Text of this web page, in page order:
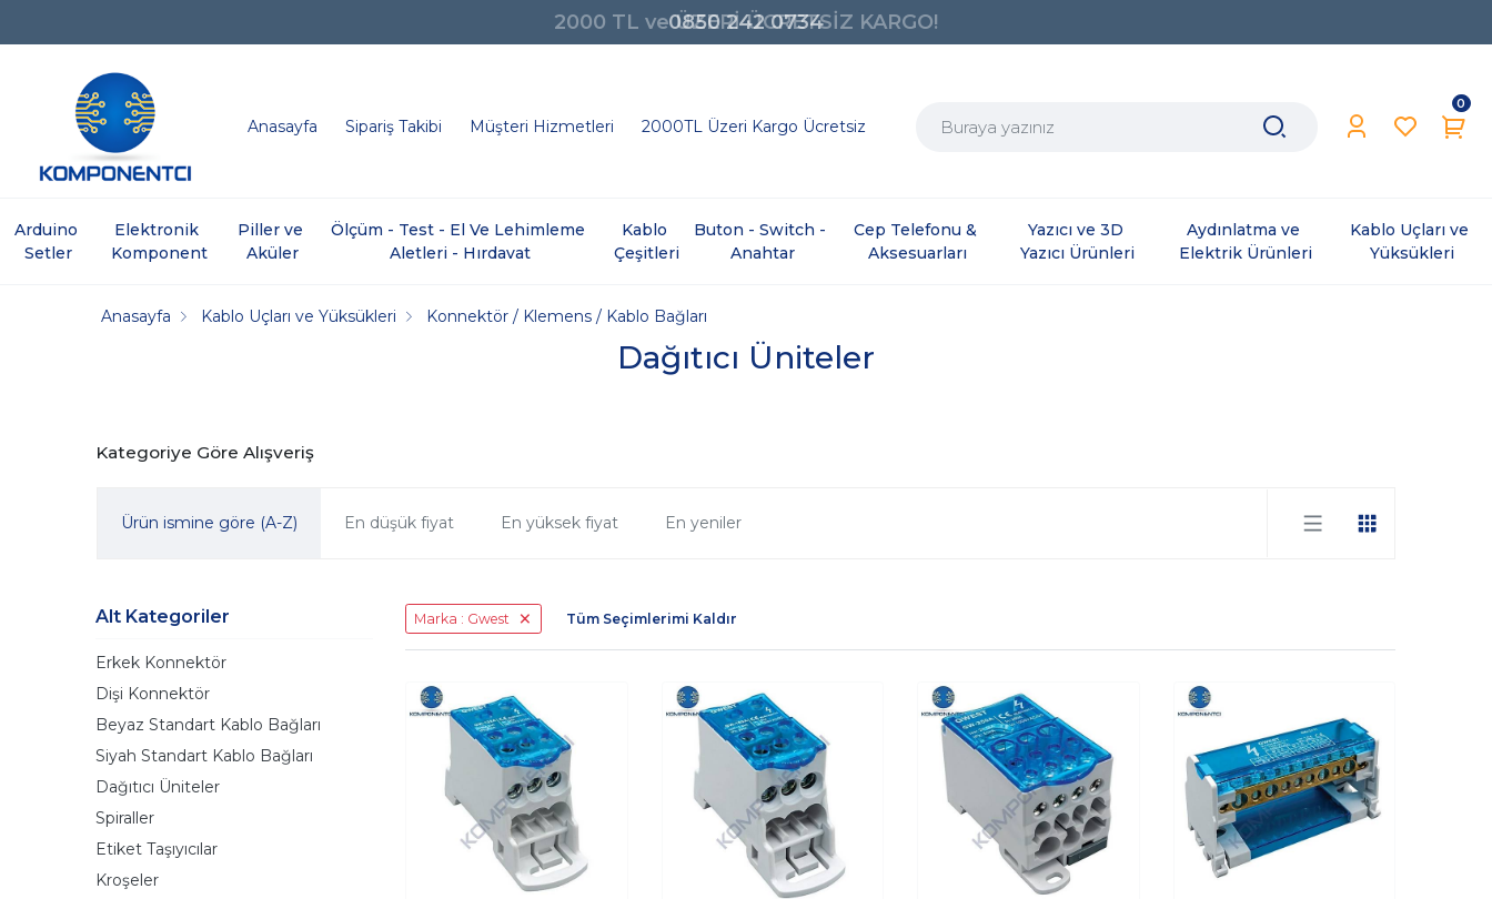
0850 242 0734
Anasayfa Sipariş Takibi Müşteri Hizmetleri 2000TL Üzeri Kargo Ücretsiz
0
Arduino
Setler
Elektronik
Komponent
Piller ve
Aküler
Ölçüm - Test - El Ve Lehimleme
Aletleri - Hırdavat
Kablo
Çeşitleri
Buton - Switch -
Anahtar
Cep Telefonu &
Aksesuarları
Yazıcı ve 3D
Yazıcı Ürünleri
Aydınlatma ve
Elektrik Ürünleri
Kablo Uçları ve
Yüksükleri
Dağıtıcı Üniteler
Anasayfa Kablo Uçları ve Yüksükleri Konnektör / Klemens / Kablo Bağları
Kategoriye Göre Alışveriş
Ürün ismine göre (A-Z) En düşük fiyat En yüksek fiyat En yeniler
Alt Kategoriler
Erkek Konnektör
Dişi Konnektör
Beyaz Standart Kablo Bağları
Siyah Standart Kablo Bağları
Dağıtıcı Üniteler
Spiraller
Etiket Taşıyıcılar
Kroşeler
Marka : Gwest Tüm Seçimlerimi Kaldır